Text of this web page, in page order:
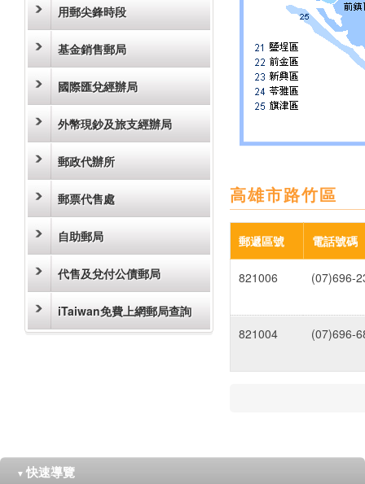
用郵尖鋒時段
基金銷售郵局
國際匯兌經辦局
外幣現鈔及旅支經辦局
郵政代辦所
郵票代售處
自助郵局
代售及兌付公債郵局
iTaiwan免費上網郵局查詢
高雄市路竹區
郵遞區號 電話號碼
821006 (07)696-
821004 (07)696-
▼ 快速導覽